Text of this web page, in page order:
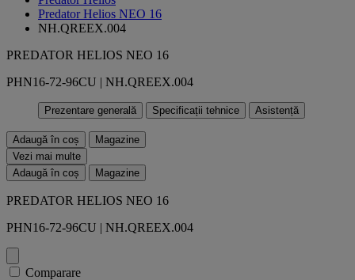
Predator Helios NEO 16
NH.QREEX.004
PREDATOR HELIOS NEO 16
PHN16-72-96CU | NH.QREEX.004
Prezentare generală Specificații tehnice Asistență
Adaugă în coș
Magazine
Vezi mai multe
Adaugă în coș
Magazine
PREDATOR HELIOS NEO 16
PHN16-72-96CU | NH.QREEX.004
Comparare